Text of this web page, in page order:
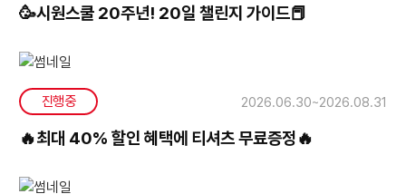
🥳시원스쿨 20주년! 20일 챌린지 가이드📕
🔥최대 40% 할인 혜택에 티셔츠 무료증정🔥
진행중 2026.06.30~2026.08.31